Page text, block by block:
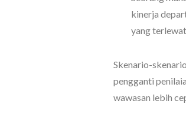
kinerja
yang
Skenario-
pengganti
wawasan lebih